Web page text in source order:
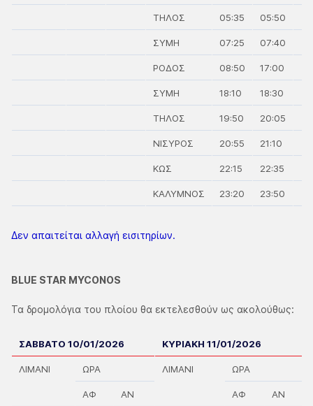
ΤΗΛΟΣ 05:35 05:50
ΣΥΜΗ 07:25 07:40
ΡΟΔΟΣ 08:50 17:00
ΣΥΜΗ 18:10 18:30
ΤΗΛΟΣ 19:50 20:05
ΝΙΣΥΡΟΣ 20:55 21:10
ΚΩΣ 22:15 22:35
ΚΑΛΥΜΝΟΣ 23:20 23:50
Δεν απαιτείται αλλαγή εισιτηρίων.
BLUE STAR MYCONOS
Τα δρομολόγια του πλοίου θα εκτελεσθούν ως ακολούθως:
ΣΑΒΒΑΤΟ 10/01/2026 ΚΥΡΙΑΚΗ 11/01/2026
ΛΙΜΑΝΙ ΩΡΑ ΛΙΜΑΝΙ ΩΡΑ
ΑΦ ΑΝ ΑΦ ΑΝ